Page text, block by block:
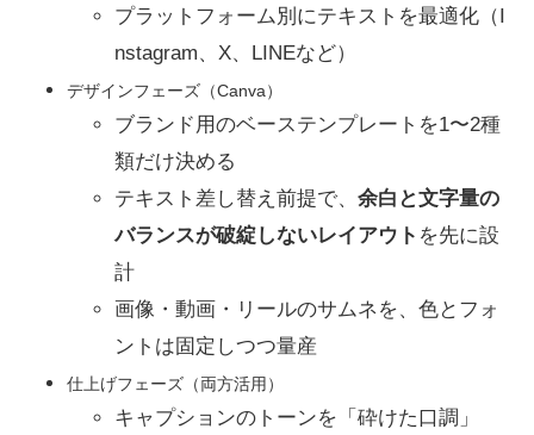
プラットフォーム別にテキストを最適化（I
nstagram、X、LINEなど）
デザインフェーズ（Canva）
ブランド用のベーステンプレートを1〜2種
類だけ決める
テキスト差し替え前提で、 余白と文字量の
バランスが破綻しないレイアウト を先に設
計
画像・動画・リールのサムネを、色とフォ
ントは固定しつつ量産
仕上げフェーズ（両方活用）
キャプションのトーンを「砕けた口調」